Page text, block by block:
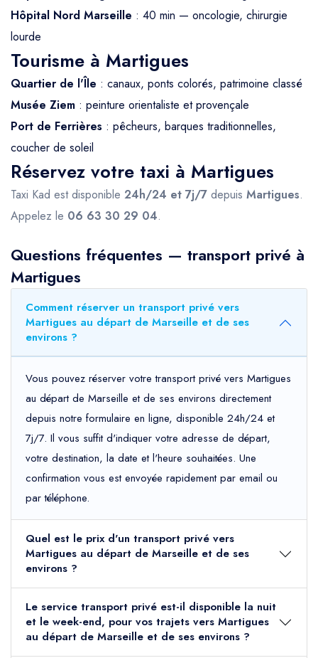
Hôpital Nord Marseille : 40 min — oncologie, chirurgie
lourde
Tourisme à Martigues
Quartier de l'Île : canaux, ponts colorés, patrimoine classé
Musée Ziem : peinture orientaliste et provençale
Port de Ferrières : pêcheurs, barques traditionnelles,
coucher de soleil
Réservez votre taxi à Martigues
Taxi Kad est disponible 24h/24 et 7j/7 depuis Martigues.
Appelez le 06 63 30 29 04.
Questions fréquentes — transport privé à
Martigues
Comment réserver un transport privé vers
Martigues au départ de Marseille et de ses
environs ?
Vous pouvez réserver votre transport privé vers Martigues
au départ de Marseille et de ses environs directement
depuis notre formulaire en ligne, disponible 24h/24 et
7j/7. Il vous suffit d'indiquer votre adresse de départ,
votre destination, la date et l'heure souhaitées. Une
confirmation vous est envoyée rapidement par email ou
par téléphone.
Quel est le prix d'un transport privé vers
Martigues au départ de Marseille et de ses
environs ?
Le service transport privé est-il disponible la nuit
et le week-end, pour vos trajets vers Martigues
au départ de Marseille et de ses environs ?